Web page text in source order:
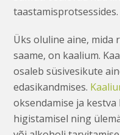
taastamisprotsessides.
Üks oluline aine,
saame, on kaalium.
osaleb süsivesikute
edasikandmises.
oksendamise ja
higistamisel ning